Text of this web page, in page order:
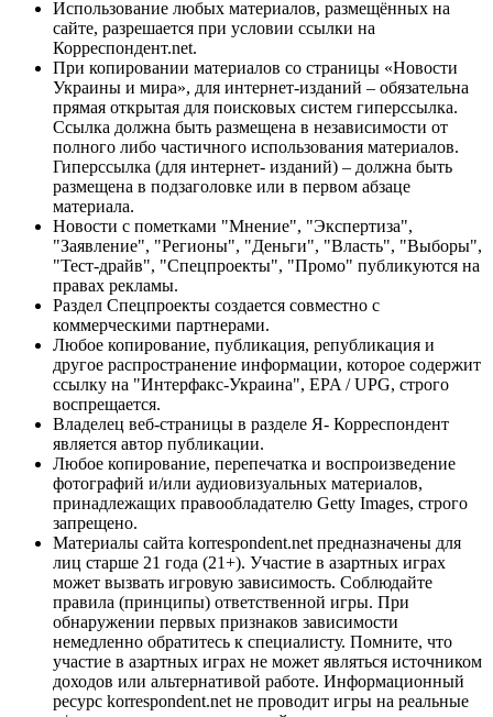
Использование любых материалов, размещённых на
сайте, разрешается при условии ссылки на
Корреспондент.net.
При копировании материалов со страницы «Новости
Украины и мира», для интернет-изданий – обязательна
прямая открытая для поисковых систем гиперссылка.
Ссылка должна быть размещена в независимости от
полного либо частичного использования материалов.
Гиперссылка (для интернет- изданий) – должна быть
размещена в подзаголовке или в первом абзаце
материала.
Новости с пометками "Мнение", "Экспертиза",
"Заявление", "Регионы", "Деньги", "Власть", "Выборы",
"Тест-драйв", "Спецпроекты", "Промо" публикуются на
правах рекламы.
Раздел Спецпроекты создается совместно с
коммерческими партнерами.
Любое копирование, публикация, републикация и
другое распространение информации, которое содержит
ссылку на "Интерфакс-Украина", EPA / UPG, строго
воспрещается.
Владелец веб-страницы в разделе Я- Корреспондент
является автор публикации.
Любое копирование, перепечатка и воспроизведение
фотографий и/или аудиовизуальных материалов,
принадлежащих правообладателю Getty Images, строго
запрещено.
Материалы сайта korrespondent.net предназначены для
лиц старше 21 года (21+). Участие в азартных играх
может вызвать игровую зависимость. Соблюдайте
правила (принципы) ответственной игры. При
обнаружении первых признаков зависимости
немедленно обратитесь к специалисту. Помните, что
участие в азартных играх не может являться источником
доходов или альтернативой работе. Информационный
ресурс korrespondent.net не проводит игры на реальные